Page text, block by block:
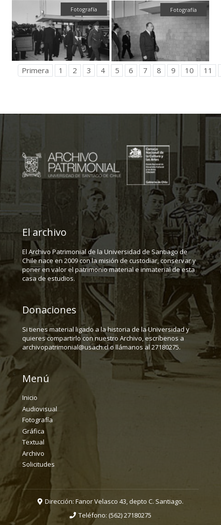
Fotografía Fotografía
Primera 1 2 3 4 5 6 7 8 9 10 11
El archivo
El Archivo Patrimonial de la Universidad de Santiago de
Chile nace en 2009 con la misión de custodiar, conservar y
poner en valor el patrimonio material e inmaterial de esta
casa de estudios.
Donaciones
Si tienes material ligado a la historia de la Universidad y
quieres compartirlo con nuestro Archivo, escríbenos a
archivopatrimonial@usach.cl o llámanos al 27180275.
Menú
Inicio
Audiovisual
Fotografía
Gráfica
Textual
Archivo
Solicitudes
Dirección: Fanor Velasco 43, depto C. Santiago.
Teléfono: (562) 27180275